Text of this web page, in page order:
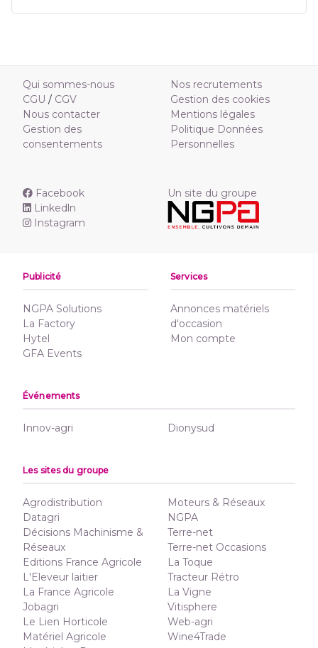
Qui sommes-nous
CGU / CGV
Nous contacter
Gestion des
consentements
Nos recrutements
Gestion des cookies
Mentions légales
Politique Données
Personnelles
Facebook
Linkedln
Instagram
Un site du groupe
Publicité
NGPA Solutions
La Factory
Hytel
GFA Events
Services
Annonces matériels
d'occasion
Mon compte
Événements
Innov-agri Dionysud
Les sites du groupe
Agrodistribution
Datagri
Décisions Machinisme &
Réseaux
Editions France Agricole
L'Eleveur laitier
La France Agricole
Jobagri
Le Lien Horticole
Matériel Agricole
Moteurs & Réseaux
NGPA
Terre-net
Terre-net Occasions
La Toque
Tracteur Rétro
La Vigne
Vitisphere
Web-agri
Wine4Trade